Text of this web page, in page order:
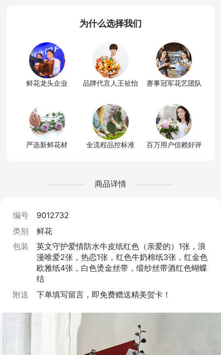
为什么选择我们
鲜花龙头企业 品牌代言人王祉怡 赛事冠军花艺团队
严选新鲜花材 全流程品控标准 百万用户信赖好评
商品详情
编号
9012732
类别
鲜花
包装
英文守护爱情防水牛皮纸红色（亲爱的）1张，浪
漫唯爱2张，热恋1张，红色牛奶棉纸3张，红金色
欧雅纸4张，白色烫金丝带，缎纱丝带酒红色蝴蝶
结
附送
下单填写留言，即免费赠送精美贺卡！